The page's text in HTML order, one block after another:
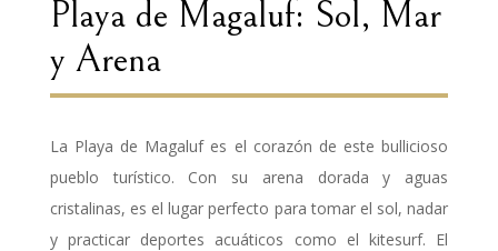
Playa de Magaluf: Sol, Mar
y Arena
La Playa de Magaluf es el corazón de este bullicioso
pueblo turístico. Con su arena dorada y aguas
cristalinas, es el lugar perfecto para tomar el sol, nadar
y practicar deportes acuáticos como el kitesurf. El